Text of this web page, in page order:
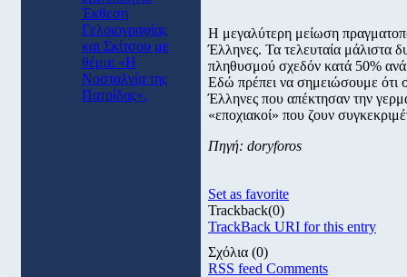
Έκθεση
Γελοιογραφίας
και Σκίτσου με
θέμα: «Η
Νοσταλγία της
Πατρίδας».
Η μεγαλύτερη μείωση
Έλληνες. Τα τελευταία μάλιστα
πληθυσμού σχεδόν κατά 50%
Εδώ πρέπει να σημειώσουμε ότι
Έλληνες που απέκτησαν την
«εποχιακοί» που ζουν
Πηγή: doryforos
Set as favorite
Trackback(0)
TrackBack URI for this entry
Σχόλια (0)
RSS feed Comments